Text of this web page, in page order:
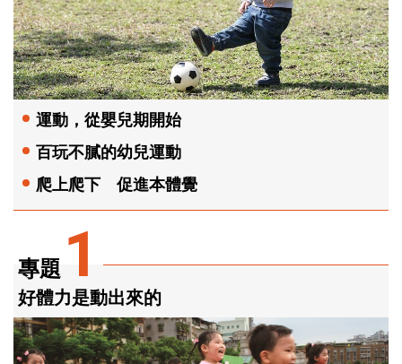
專題 1
好體力是動出來的
運動，從嬰兒期開始
百玩不膩的幼兒運動
爬上爬下 促進本體覺